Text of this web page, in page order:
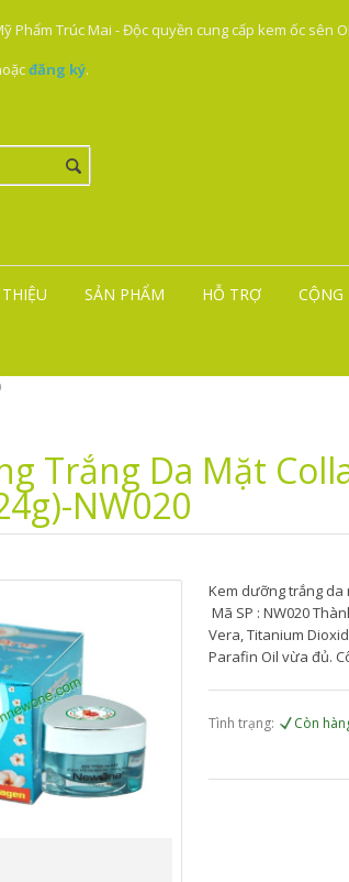
Phẩm Trúc Mai - Độc quyền cung cấp kem ốc sên
đăng ký.
SẢN PHẨM HỖ TRỢ CỘNG
Trắng Da Mặt
NW020
Kem dưỡng trắng da
Mã SP : NW020
Vera, Titanium
Parafin Oil vừa đủ.
Tình trạng: Còn